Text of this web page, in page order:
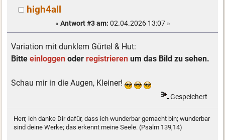
high4all
« Antwort #3 am: 02.04.2026 13:07 »
Variation mit dunklem Gürtel & Hut:
Bitteeinloggen oderregistrieren um das Bild zu sehen.
Schau mir in die Augen, Kleiner!
Gespeichert
Herr, ich danke Dir dafür, dass ich wunderbar gemacht bin; wunderbar
sind deine Werke; das erkennt meine Seele. (Psalm 139,14)